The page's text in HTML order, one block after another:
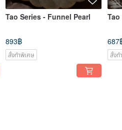
Tao Series - Funnel Pearl
893฿
สั่งทำพิเศษ
687
สั่งท